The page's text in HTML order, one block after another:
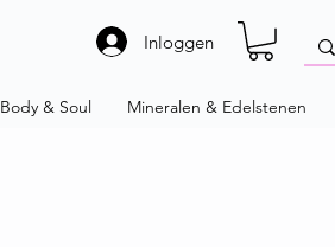
Inloggen
Body & Soul Mineralen & Edelstenen